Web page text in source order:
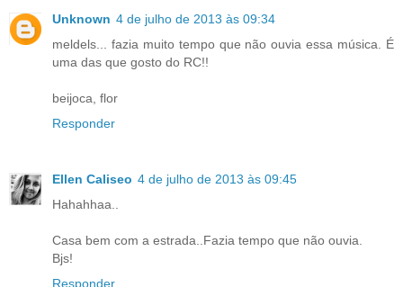
Unknown 4 de julho de 2013 às 09:34
meldels... fazia muito tempo que não ouvia essa música. É
uma das que gosto do RC!!
beijoca, flor
Responder
Ellen Caliseo 4 de julho de 2013 às 09:45
Hahahhaa..
Casa bem com a estrada..Fazia tempo que não ouvia.
Bjs!
Responder